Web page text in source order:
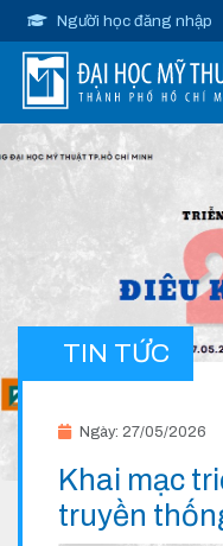
Người học đăng nhập
TIN TỨC
Ngày: 27/05/2026
Khai mạc
truyền